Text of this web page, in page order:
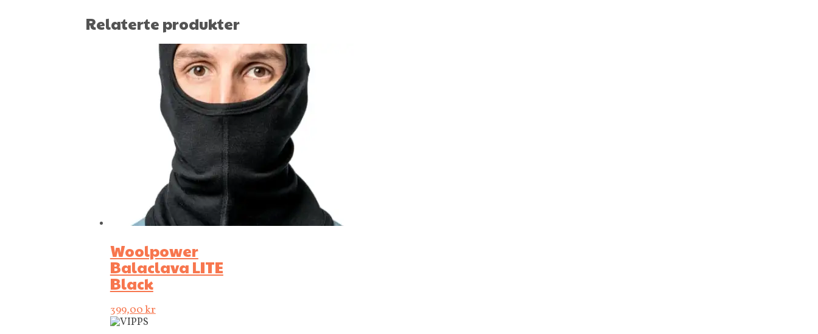
Relaterte produkter
Woolpower
Balaclava LITE
Black
399,00kr